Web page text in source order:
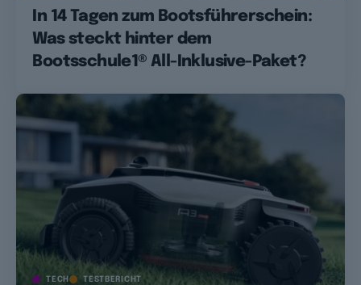
In 14 Tagen zum Bootsführerschein:
Was steckt hinter dem
Bootsschule1® All-Inklusive-Paket?
TECH TESTBERICHT